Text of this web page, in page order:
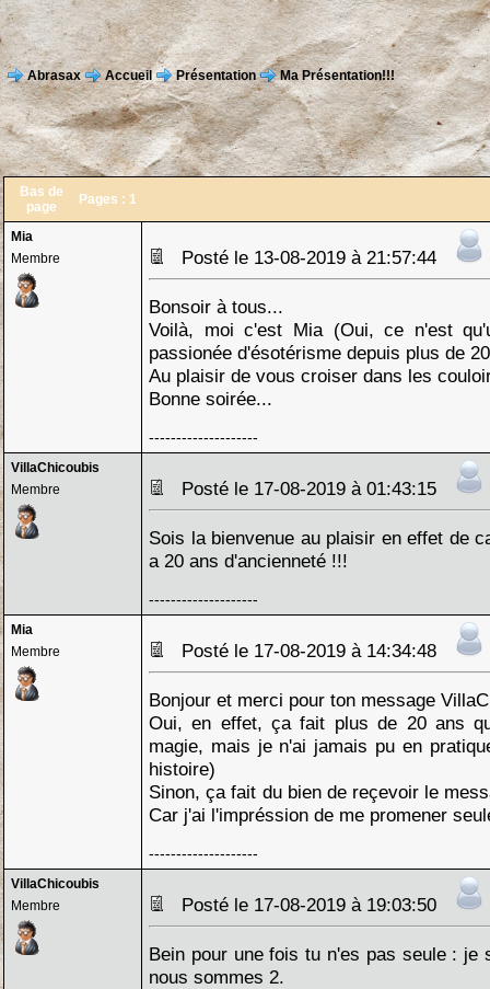
Abrasax Accueil Présentation Ma Présentation!!!
Bas de
page
Pages : 1
Mia
Membre
Posté le 13-08-2019 à 21:57:44
Bonsoir à tous...
Voilà, moi c'est Mia (Oui, ce n'est
passionée d'ésotérisme depuis plus de
Au plaisir de vous croiser dans les
Bonne soirée...
--------------------
VillaChicoubis
Membre
Posté le 17-08-2019 à 01:43:15
Sois la bienvenue au plaisir en effet de
a 20 ans d'ancienneté !!!
--------------------
Mia
Membre
Posté le 17-08-2019 à 14:34:48
Bonjour et merci pour ton message
Oui, en effet, ça fait plus de 20 ans
magie, mais je n'ai jamais pu en
histoire)
Sinon, ça fait du bien de reçevoir le
Car j'ai l'impréssion de me promener
--------------------
VillaChicoubis
Membre
Posté le 17-08-2019 à 19:03:50
Bein pour une fois tu n'es pas seule : je
nous sommes 2.